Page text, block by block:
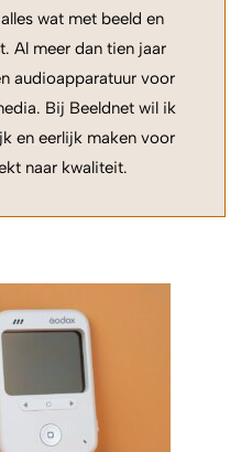
wat met beeld en
Al meer dan tien jaar
audioapparatuur voor
Bij Beeldnet wil ik
en eerlijk maken voor
naar kwaliteit.